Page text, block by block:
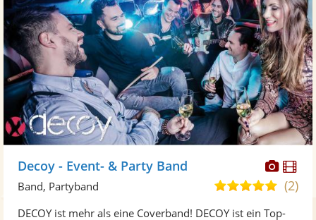
Decoy - Event- & Party Band
5,0(2)
Band, Partyband
DECOY ist mehr als eine Coverband! DECOY ist ein Top-